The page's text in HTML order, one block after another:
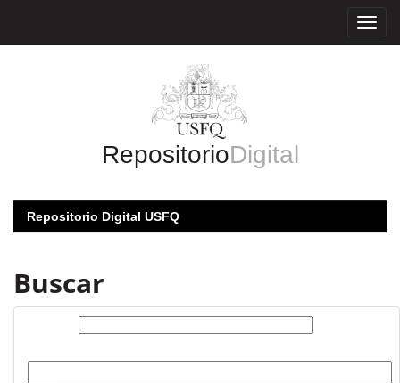
RepositorioDigital
Repositorio Digital USFQ
Buscar